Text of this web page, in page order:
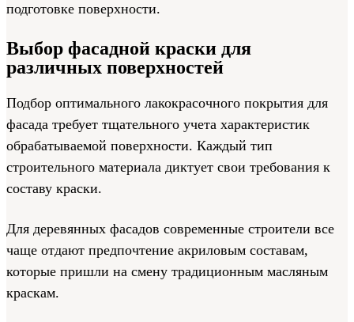
подготовке поверхности.
Выбор фасадной краски для
различных поверхностей
Подбор оптимального лакокрасочного покрытия для
фасада требует тщательного учета характеристик
обрабатываемой поверхности. Каждый тип
строительного материала диктует свои требования к
составу краски.
Для деревянных фасадов современные строители все
чаще отдают предпочтение акриловым составам,
которые пришли на смену традиционным масляным
краскам.